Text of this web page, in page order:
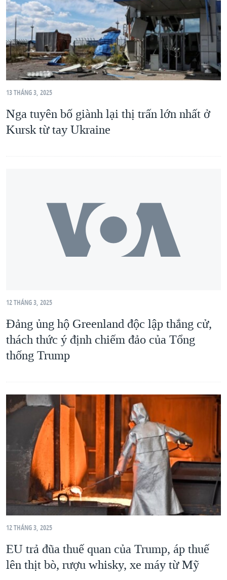
QUAN HỆ VIỆT MỸ
13 THÁNG 3, 2025
Nga tuyên bố giành lại thị trấn lớn nhất ở
Kursk từ tay Ukraine
12 THÁNG 3, 2025
Đảng ủng hộ Greenland độc lập thắng cử,
thách thức ý định chiếm đảo của Tổng
thống Trump
12 THÁNG 3, 2025
EU trả đũa thuế quan của Trump, áp thuế
lên thịt bò, rượu whisky, xe máy từ Mỹ